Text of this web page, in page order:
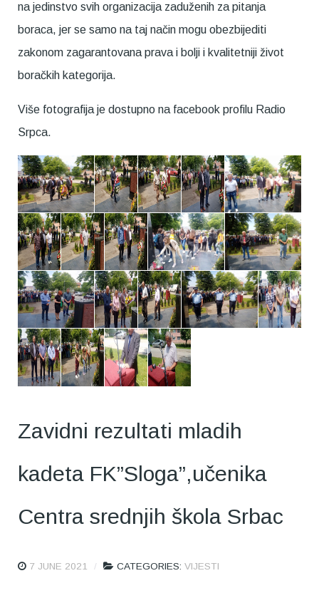
na jedinstvo svih organizacija zaduženih za pitanja
boraca, jer se samo na taj način mogu obezbijediti
zakonom zagarantovana prava i bolji i kvalitetniji život
boračkih kategorija.
Više fotografija je dostupno na facebook profilu Radio
Srpca.
Zavidni rezultati mladih
kadeta FK”Sloga”,učenika
Centra srednjih škola Srbac
7 JUNE 2021 CATEGORIES: VIJESTI